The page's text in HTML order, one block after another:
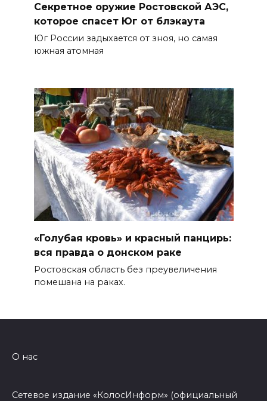
Секретное оружие Ростовской АЭС,
которое спасет Юг от блэкаута
Юг России задыхается от зноя, но самая
южная атомная
«Голубая кровь» и красный панцирь:
вся правда о донском раке
Ростовская область без преувеличения
помешана на раках.
О нас
Сетевое издание «КолосИнформ» (официальный